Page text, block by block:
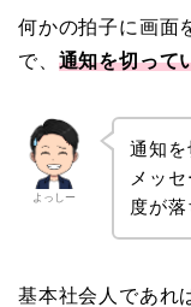
何かの拍子に画面
で、 通知を切って
よっしー
通知を
メッ
度が
基本社会人であれ